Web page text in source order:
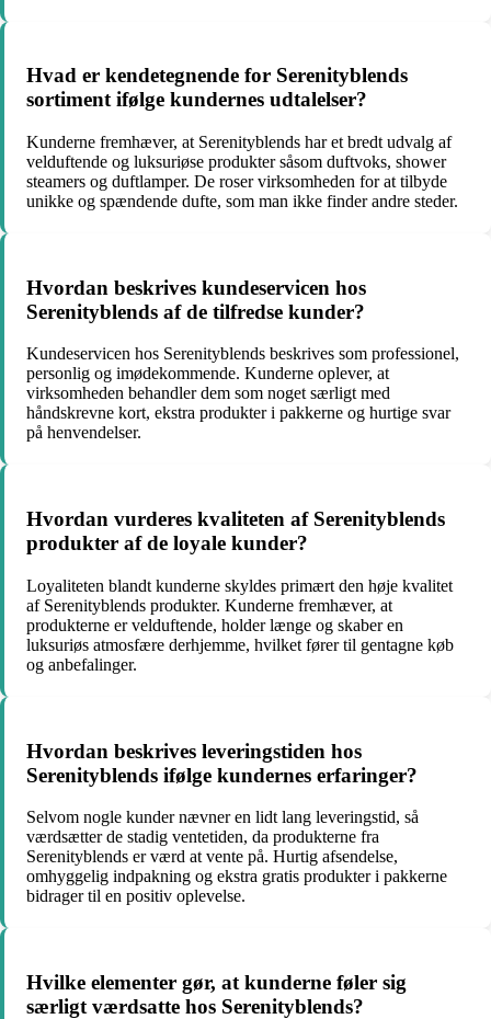
Hvad er kendetegnende for Serenityblends
sortiment ifølge kundernes udtalelser?
Kunderne fremhæver, at Serenityblends har et bredt udvalg af
velduftende og luksuriøse produkter såsom duftvoks, shower
steamers og duftlamper. De roser virksomheden for at tilbyde
unikke og spændende dufte, som man ikke finder andre steder.
Hvordan beskrives kundeservicen hos
Serenityblends af de tilfredse kunder?
Kundeservicen hos Serenityblends beskrives som professionel,
personlig og imødekommende. Kunderne oplever, at
virksomheden behandler dem som noget særligt med
håndskrevne kort, ekstra produkter i pakkerne og hurtige svar
på henvendelser.
Hvordan vurderes kvaliteten af Serenityblends
produkter af de loyale kunder?
Loyaliteten blandt kunderne skyldes primært den høje kvalitet
af Serenityblends produkter. Kunderne fremhæver, at
produkterne er velduftende, holder længe og skaber en
luksuriøs atmosfære derhjemme, hvilket fører til gentagne køb
og anbefalinger.
Hvordan beskrives leveringstiden hos
Serenityblends ifølge kundernes erfaringer?
Selvom nogle kunder nævner en lidt lang leveringstid, så
værdsætter de stadig ventetiden, da produkterne fra
Serenityblends er værd at vente på. Hurtig afsendelse,
omhyggelig indpakning og ekstra gratis produkter i pakkerne
bidrager til en positiv oplevelse.
Hvilke elementer gør, at kunderne føler sig
særligt værdsatte hos Serenityblends?